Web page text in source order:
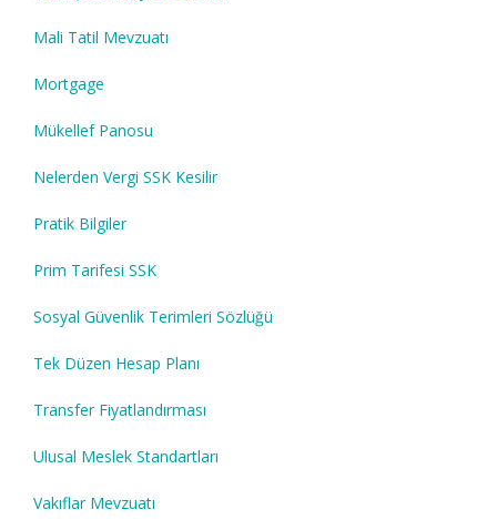
Mali Tatil Mevzuatı
Mortgage
Mükellef Panosu
Nelerden Vergi SSK Kesilir
Pratik Bilgiler
Prim Tarifesi SSK
Sosyal Güvenlik Terimleri Sözlüğü
Tek Düzen Hesap Planı
Transfer Fiyatlandırması
Ulusal Meslek Standartları
Vakıflar Mevzuatı